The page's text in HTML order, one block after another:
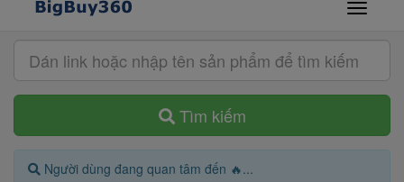
Tìm kiếm
Người dùng đang quan tâm đến 🔥...